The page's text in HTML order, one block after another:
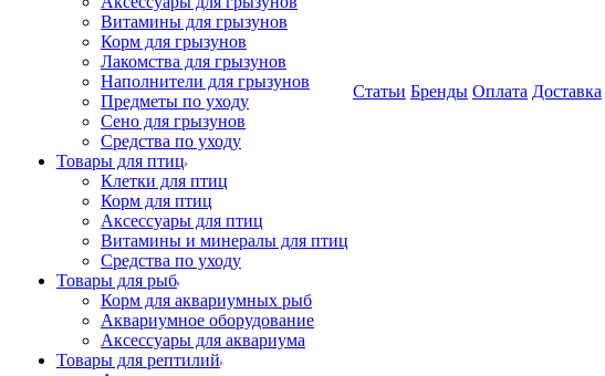
Витамины для грызунов
Корм для грызунов
Лакомства для грызунов
Наполнители для грызунов
Предметы по уходу
Сено для грызунов
Средства по уходу
Товары для птиц
Клетки для птиц
Корм для птиц
Аксессуары для птиц
Витамины и минералы для птиц
Средства по уходу
Товары для рыб
Корм для аквариумных рыб
Аквариумное оборудование
Аксессуары для аквариума
Товары для рептилий
Статьи Бренды Оплата Доставка